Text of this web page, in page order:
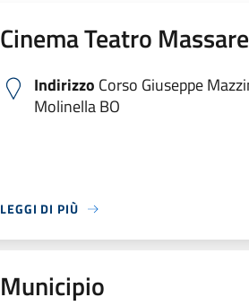
Cinema Teatro
Indirizzo Corso Giuseppe
Molinella BO
LEGGI DI PIÙ
Municipio